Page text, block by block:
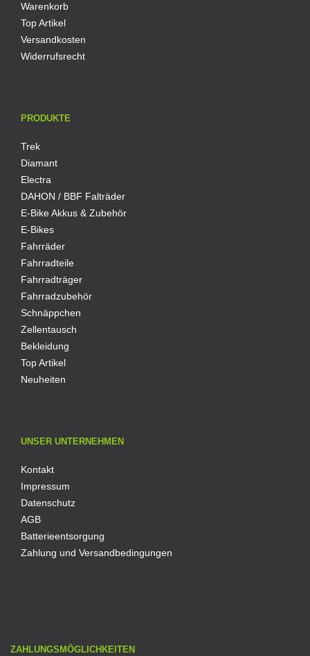
Warenkorb
Top Artikel
Versandkosten
Widerrufsrecht
PRODUKTE
Trek
Diamant
Electra
DAHON / BBF Falträder
E-Bike Akkus & Zubehör
E-Bikes
Fahrräder
Fahrradteile
Fahrradträger
Fahrradzubehör
Schnäppchen
Zellentausch
Bekleidung
Top Artikel
Neuheiten
UNSER UNTERNEHMEN
Kontakt
Impressum
Datenschutz
AGB
Batterieentsorgung
Zahlung und Versandbedingungen
ZAHLUNGSMÖGLICHKEITEN